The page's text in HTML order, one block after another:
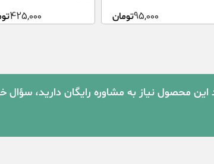
95,000تومان
425,000
این محصول نیاز به مشاوره رایگان دارید،